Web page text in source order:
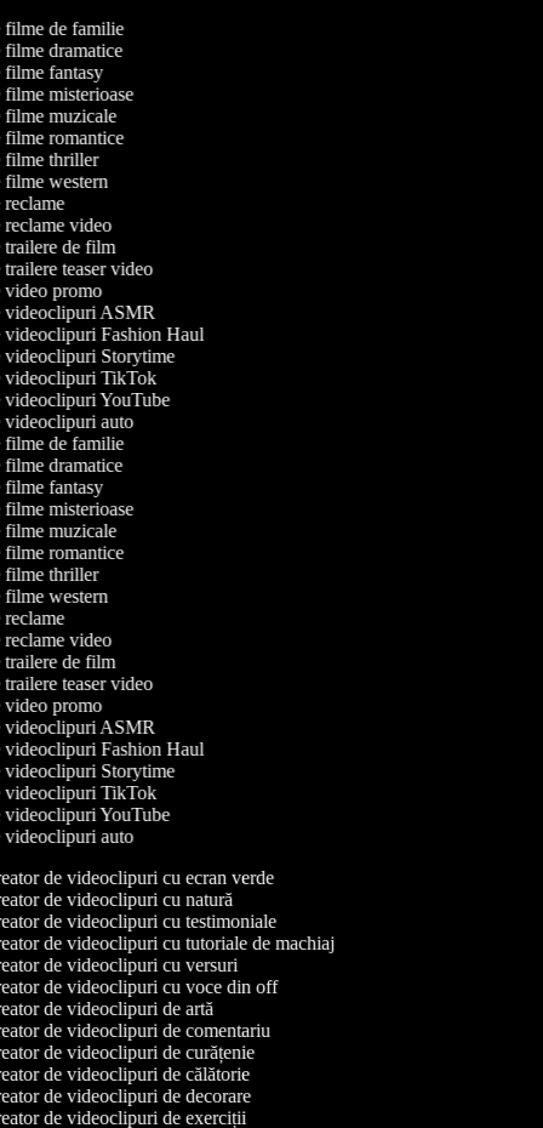
filme de familie
filme dramatice
filme fantasy
filme misterioase
filme muzicale
filme romantice
filme thriller
filme western
reclame
reclame video
trailere de film
trailere teaser video
video promo
videoclipuri ASMR
videoclipuri Fashion Haul
videoclipuri Storytime
videoclipuri TikTok
videoclipuri YouTube
videoclipuri auto
filme de familie
filme dramatice
filme fantasy
filme misterioase
filme muzicale
filme romantice
filme thriller
filme western
reclame
reclame video
trailere de film
trailere teaser video
video promo
videoclipuri ASMR
videoclipuri Fashion Haul
videoclipuri Storytime
videoclipuri TikTok
videoclipuri YouTube
videoclipuri auto
de videoclipuri cu ecran verde
de videoclipuri cu natură
de videoclipuri cu testimoniale
de videoclipuri cu tutoriale de machiaj
de videoclipuri cu versuri
de videoclipuri cu voce din off
de videoclipuri de artă
de videoclipuri de comentariu
de videoclipuri de curățenie
de videoclipuri de călătorie
de videoclipuri de decorare
de videoclipuri de exerciții